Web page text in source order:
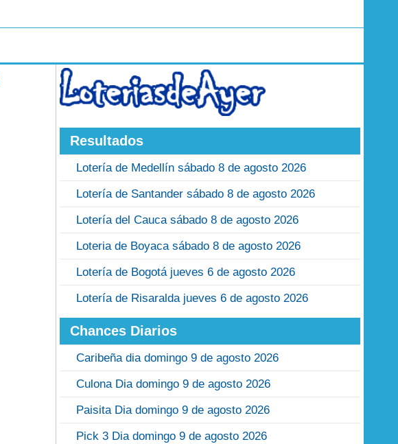
Resultados
Lotería de Medellín sábado 8 de agosto 2026
Lotería de Santander sábado 8 de agosto 2026
Lotería del Cauca sábado 8 de agosto 2026
Loteria de Boyaca sábado 8 de agosto 2026
Lotería de Bogotá jueves 6 de agosto 2026
Lotería de Risaralda jueves 6 de agosto 2026
Chances Diarios
Caribeña dia domingo 9 de agosto 2026
Culona Dia domingo 9 de agosto 2026
Paisita Dia domingo 9 de agosto 2026
Pick 3 Dia domingo 9 de agosto 2026